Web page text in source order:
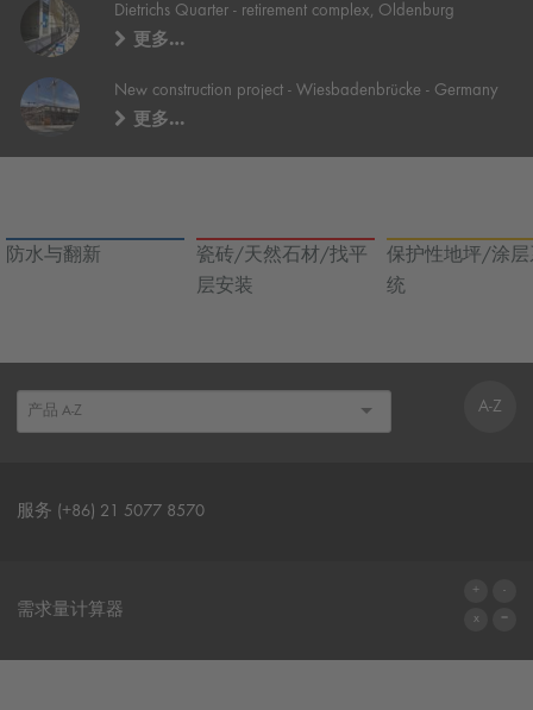
Dietrichs Quarter - retirement complex, Oldenburg
更多…
New construction project - Wiesbadenbrücke - Germany
更多…
防水与翻新
瓷砖/天然石材/找平
层安装
保护性地坪/涂层
统
A-Z
服务 (+86) 21 5077 8570
需求量计算器